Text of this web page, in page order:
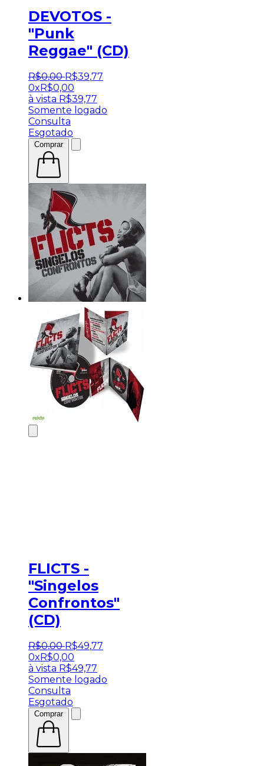
DEVOTOS -
"Punk
Reggae" (CD)
R$0,00 R$39,77
0x R$0,00
à vista R$39,77
Somente logado
Consulta
Esgotado
Comprar
FLICTS -
"Singelos
Confrontos"
(CD)
R$0,00 R$49,77
0xR$0,00
à vista R$49,77
Somente logado
Consulta
Esgotado
Comprar